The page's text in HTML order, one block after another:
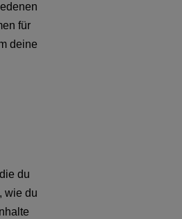
für
deine
du
wie du